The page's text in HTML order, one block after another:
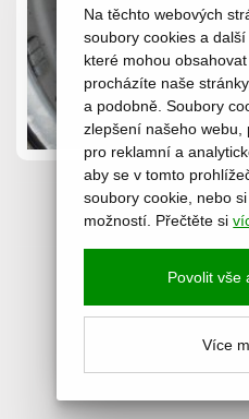
Na těchto webových
soubory cookies a
které mohou
procházíte naše
a podobně. Soubory
zlepšení našeho webu,
pro reklamní a
aby se v tomto
soubory cookie, nebo
možností. Přečtěte si
Povolit vše
Více
(c) 2015-2026